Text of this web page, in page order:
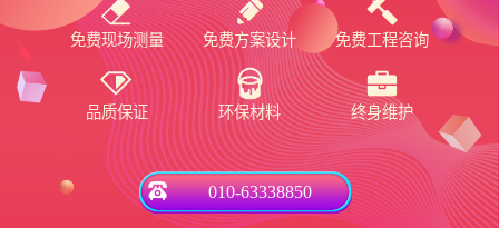
免费现场测量 免费方案设计 免费工程咨询
品质保证 环保材料 终身维护
010-63338850